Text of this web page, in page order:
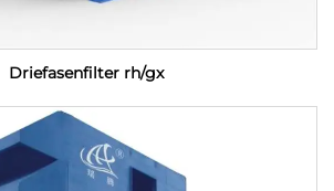
Driefasenfilter rh/gx